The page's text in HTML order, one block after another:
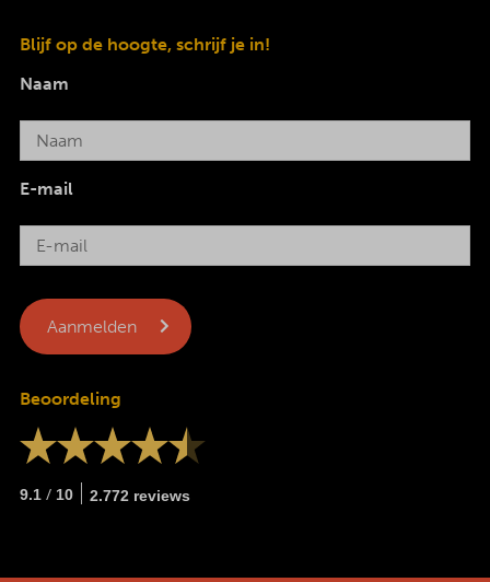
Blijf op de hoogte, schrijf je in!
Naam
E-mail
Beoordeling
9.1 / 10 2.772 reviews